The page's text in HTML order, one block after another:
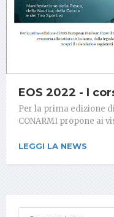
EOS 2022 - I
Per la prima edizione
CONARMI propone ai
LEGGI LA NEWS